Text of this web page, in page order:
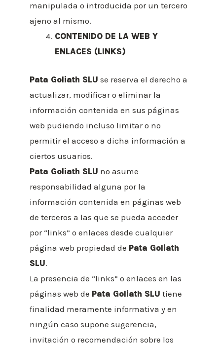
manipulada o introducida por un tercero
ajeno al mismo.
CONTENIDO DE LA WEB Y
ENLACES (LINKS)
Pata Goliath SLU se reserva el derecho a
actualizar, modificar o eliminar la
información contenida en sus páginas
web pudiendo incluso limitar o no
permitir el acceso a dicha información a
ciertos usuarios.
Pata Goliath SLU no asume
responsabilidad alguna por la
información contenida en páginas web
de terceros a las que se pueda acceder
por “links” o enlaces desde cualquier
página web propiedad de Pata Goliath
SLU.
La presencia de “links” o enlaces en las
páginas web de Pata Goliath SLU tiene
finalidad meramente informativa y en
ningún caso supone sugerencia,
invitación o recomendación sobre los